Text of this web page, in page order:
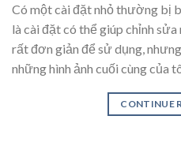
Có một cài đặt nhỏ thường bị
là cài đặt có thể giúp chỉnh
rất đơn giản để sử dụng,
những hình ảnh cuối cùng của
CONTINUE